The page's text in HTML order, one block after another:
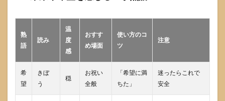
熟
語
読み
温
度
感
おすす
め場面
使い方のコ
ツ
注意
希
望
きぼ
う
穏
お祝い
全般
「希望に満
ちた」
迷ったらこれで
安全